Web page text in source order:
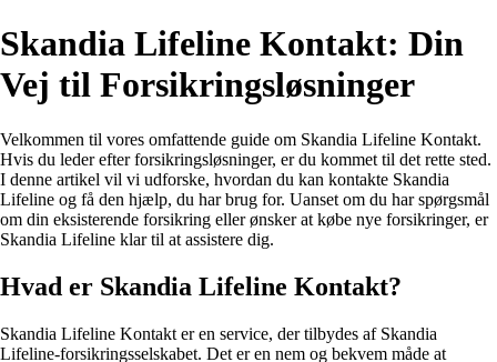
Skandia Lifeline Kontakt: Din
Vej til Forsikringsløsninger
Velkommen til vores omfattende guide om Skandia Lifeline Kontakt.
Hvis du leder efter forsikringsløsninger, er du kommet til det rette sted.
I denne artikel vil vi udforske, hvordan du kan kontakte Skandia
Lifeline og få den hjælp, du har brug for. Uanset om du har spørgsmål
om din eksisterende forsikring eller ønsker at købe nye forsikringer, er
Skandia Lifeline klar til at assistere dig.
Hvad er Skandia Lifeline Kontakt?
Skandia Lifeline Kontakt er en service, der tilbydes af Skandia
Lifeline-forsikringsselskabet. Det er en nem og bekvem måde at